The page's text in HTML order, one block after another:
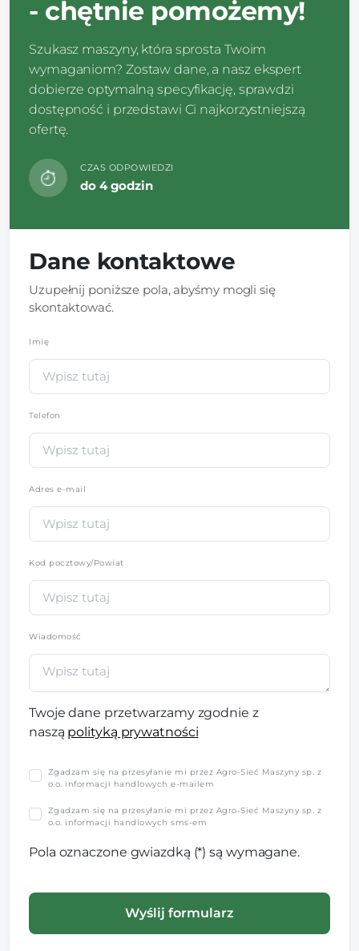
- chętnie pomożemy!
Szukasz maszyny, która sprosta Twoim
wymaganiom? Zostaw dane, a nasz ekspert
dobierze optymalną specyfikację, sprawdzi
dostępność i przedstawi Ci najkorzystniejszą
ofertę.
CZAS ODPOWIEDZI
do 4 godzin
Dane kontaktowe
Uzupełnij poniższe pola, abyśmy mogli się
skontaktować.
Imię
Telefon
Adres e-mail
Kod pocztowy/Powiat
Wiadomość
Twoje dane przetwarzamy zgodnie z
naszą polityką prywatności
Zgadzam się na przesyłanie mi przez Agro-Sieć Maszyny sp. z
o.o. informacji handlowych e-mailem
Zgadzam się na przesyłanie mi przez Agro-Sieć Maszyny sp. z
o.o. informacji handlowych sms-em
Pola oznaczone gwiazdką (*) są wymagane.